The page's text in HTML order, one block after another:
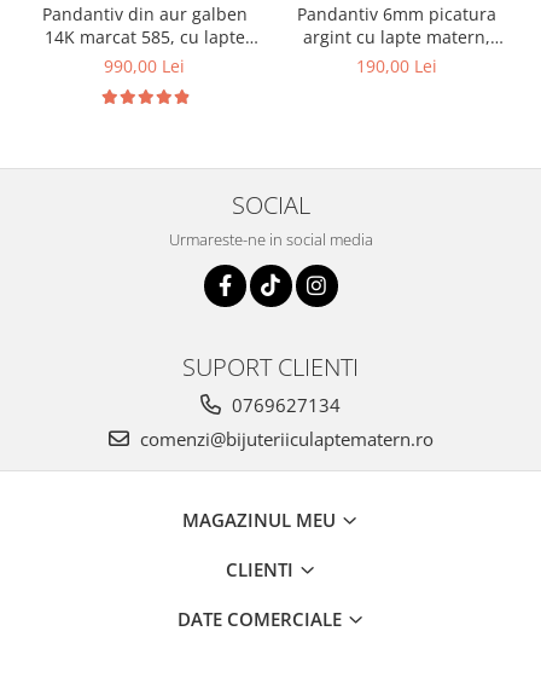
Pandantiv din aur galben
14K marcat 585, cu lapte
matern, si inimioare din
990,00 Lei
Pandantiv 6mm picatura
argint cu lapte matern,
suvita bebelusului si bucati
190,00 Lei
SOCIAL
Urmareste-ne in social media
SUPORT CLIENTI
0769627134
comenzi@bijuteriiculaptematern.ro
MAGAZINUL MEU
CLIENTI
DATE COMERCIALE